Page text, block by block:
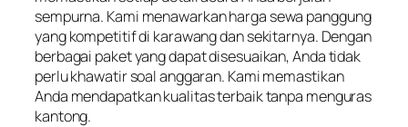
sempurna. Kami menawarkan harga sewa panggung
yang kompetitif di karawang dan sekitarnya. Dengan
berbagai paket yang dapat disesuaikan, Anda tidak
perlu khawatir soal anggaran. Kami memastikan
Anda mendapatkan kualitas terbaik tanpa menguras
kantong.